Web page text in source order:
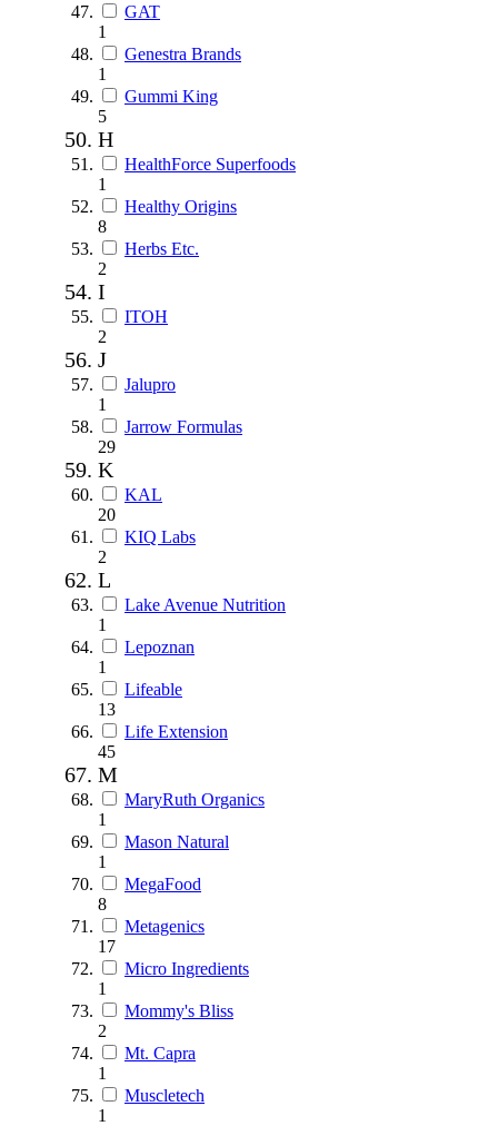
GAT
1
Genestra Brands
1
Gummi King
5
H
HealthForce Superfoods
1
Healthy Origins
8
Herbs Etc.
2
I
ITOH
2
J
Jalupro
1
Jarrow Formulas
29
K
KAL
20
KIQ Labs
2
L
Lake Avenue Nutrition
1
Lepoznan
1
Lifeable
13
Life Extension
45
M
MaryRuth Organics
1
Mason Natural
1
MegaFood
8
Metagenics
17
Micro Ingredients
1
Mommy's Bliss
2
Mt. Capra
1
Muscletech
1